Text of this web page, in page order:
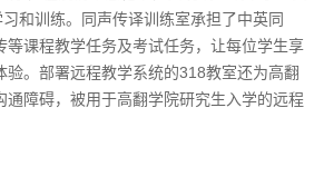
习和训练。同声传译训练室承担了中英同
等课程教学任务及考试任务，让每位学生享
验。部署远程教学系统的318教室还为高翻
通障碍，被用于高翻学院研究生入学的远程